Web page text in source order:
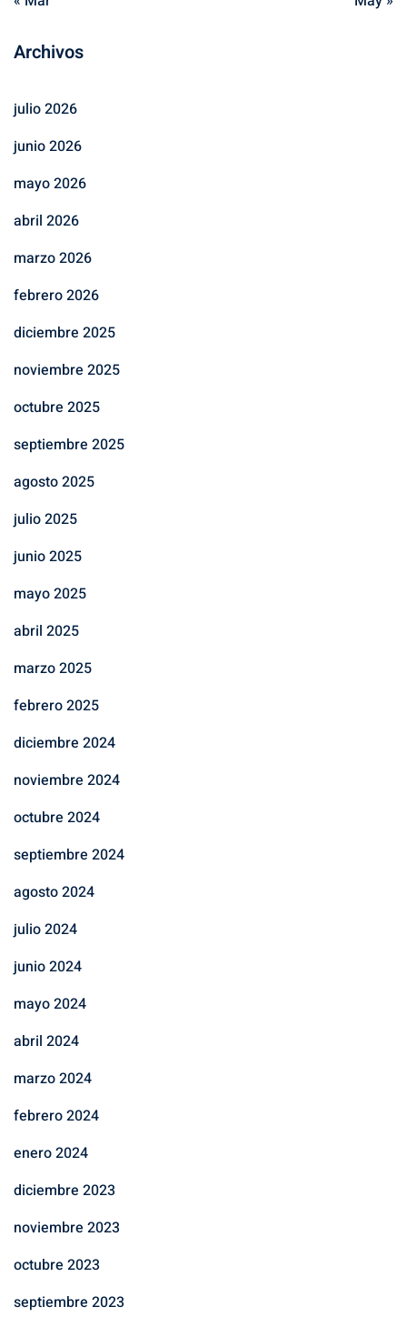
Archivos
julio 2026
junio 2026
mayo 2026
abril 2026
marzo 2026
febrero 2026
diciembre 2025
noviembre 2025
octubre 2025
septiembre 2025
agosto 2025
julio 2025
junio 2025
mayo 2025
abril 2025
marzo 2025
febrero 2025
diciembre 2024
noviembre 2024
octubre 2024
septiembre 2024
agosto 2024
julio 2024
junio 2024
mayo 2024
abril 2024
marzo 2024
febrero 2024
enero 2024
diciembre 2023
noviembre 2023
octubre 2023
septiembre 2023